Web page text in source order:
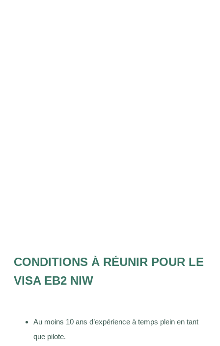
CONDITIONS À RÉUNIR POUR LE
VISA EB2 NIW
Au moins 10 ans d’expérience à temps plein en tant
que pilote.